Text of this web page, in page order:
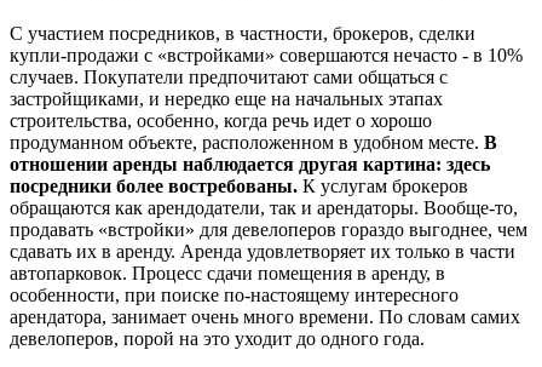
С участием посредников, в частности, брокеров, сделки
купли-продажи с «встройками» совершаются нечасто - в 10%
случаев. Покупатели предпочитают сами общаться с
застройщиками, и нередко еще на начальных этапах
строительства, особенно, когда речь идет о хорошо
продуманном объекте, расположенном в удобном месте. В
отношении аренды наблюдается другая картина: здесь
посредники более востребованы. К услугам брокеров
обращаются как арендодатели, так и арендаторы. Вообще-то,
продавать «встройки» для девелоперов гораздо выгоднее, чем
сдавать их в аренду. Аренда удовлетворяет их только в части
автопарковок. Процесс сдачи помещения в аренду, в
особенности, при поиске по-настоящему интересного
арендатора, занимает очень много времени. По словам самих
девелоперов, порой на это уходит до одного года.